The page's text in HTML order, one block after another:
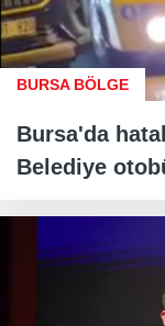
BURSA BÖLGE
Bursa'da
Belediye